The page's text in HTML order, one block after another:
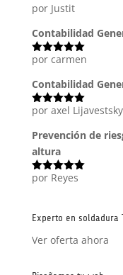
Valorado
por Justit
Contabilidad
Valorado
por carmen
Contabilidad
Valorado
por axel Lijavestsky
Prevención de
altura
Valorado
por Reyes
Experto en soldadura
Ver oferta ahora